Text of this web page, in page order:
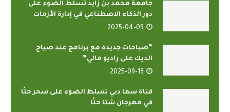
جامعة محمد بن زايد تسلط الضوء على
دور الذكاء الاصطناعي في إدارة الأزمات
2025-04-09
“صباحات جديدة مع برنامج عند صياح
الديك على راديو مالي”
2025-09-13
قناة سما دبي تسلط الضوء على سحر حتّا
في مهرجان شتا حتّا